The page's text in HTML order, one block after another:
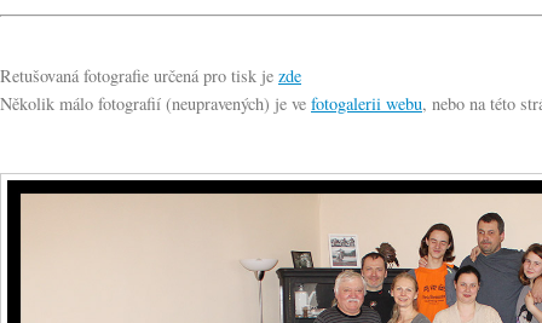
Retušovaná fotografie určená pro tisk je zde
Několik málo fotografií (neupravených) je ve fotogalerii webu, nebo na této